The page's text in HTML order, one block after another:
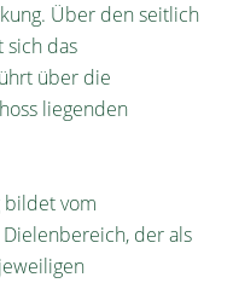
Über den seitlich
sich das
über die
liegenden
bildet vom
der als